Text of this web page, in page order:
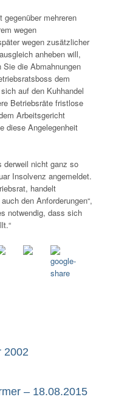
mehreren
wegen
wegen zusätzlicher
anheben will,
die Abmahnungen
dem
auf den Kuhhandel
Betriebsräte fristlose
Arbeitsgericht
diese Angelegenheit
derweil nicht ganz so
Insolvenz angemeldet.
handelt
den Anforderungen“,
notwendig, dass sich
2002
– 18.08.2015